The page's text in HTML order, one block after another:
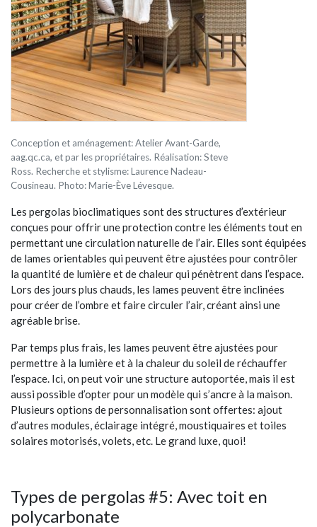
Conception et aménagement: Atelier Avant-Garde,
aag.qc.ca, et par les propriétaires. Réalisation: Steve
Ross. Recherche et stylisme: Laurence Nadeau-
Cousineau. Photo: Marie-Ève Lévesque.
Les pergolas bioclimatiques sont des structures d’extérieur
conçues pour offrir une protection contre les éléments tout en
permettant une circulation naturelle de l’air. Elles sont équipées
de lames orientables qui peuvent être ajustées pour contrôler
la quantité de lumière et de chaleur qui pénètrent dans l’espace.
Lors des jours plus chauds, les lames peuvent être inclinées
pour créer de l’ombre et faire circuler l’air, créant ainsi une
agréable brise.
Par temps plus frais, les lames peuvent être ajustées pour
permettre à la lumière et à la chaleur du soleil de réchauffer
l’espace. Ici, on peut voir une structure autoportée, mais il est
aussi possible d’opter pour un modèle qui s’ancre à la maison.
Plusieurs options de personnalisation sont offertes: ajout
d’autres modules, éclairage intégré, moustiquaires et toiles
solaires motorisés, volets, etc. Le grand luxe, quoi!
Types de pergolas #5: Avec toit en
polycarbonate